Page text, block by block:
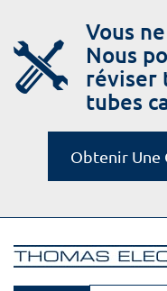
Vous
Nous
réviser
tubes
Obtenir Une